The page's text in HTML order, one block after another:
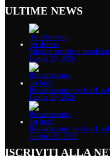
ULTIME NEWS
Migliori soluzioni
Luglio 20, 2026
Riscaldamento per hotel:
Luglio 10, 2026
Riscaldamento per hotel:
Giugno 20, 2026
ISCRIVITI ALLA